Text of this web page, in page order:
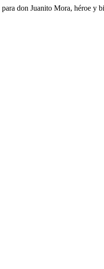
don Juanito Mora, héroe y